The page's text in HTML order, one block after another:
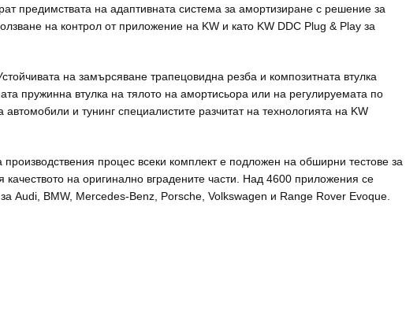
предимствата на адаптивната система за амортизиране с решение за
на контрол от приложение на KW и като KW DDC Plug & Play за
на замърсяване трапецовидна резба и композитната втулка
пружинна втулка на тялото на амортисьора или на регулируемата по
и тунинг специалистите разчитат на технологията на KW
процес всеки комплект е подложен на обширни тестове за
качеството на оригинално вградените части. Над 4600 приложения се
Audi, BMW, Mercedes-Benz, Porsche, Volkswagen и Range Rover Evoque.